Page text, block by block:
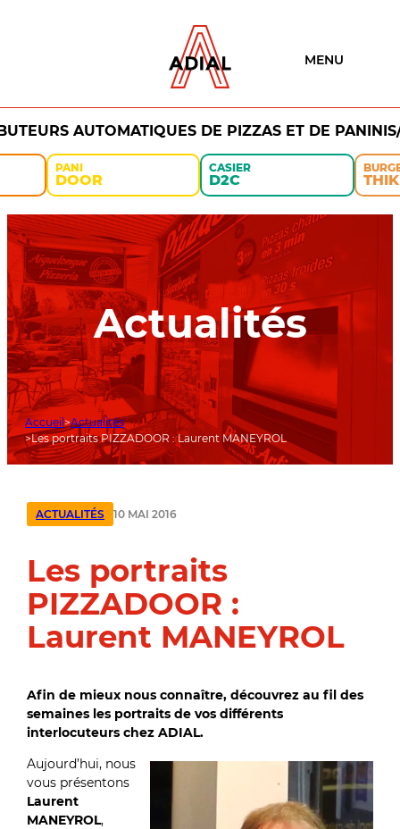
MENU
AUTOMATIQUES DE PIZZAS ET DE
PANI
DOOR
CASIER
D2C THIK
Actualités
Accueil
Actualités
Les portraits PIZZADOOR : Laurent MANEYROL
ACTUALITÉS 10 MAI 2016
Les portraits
PIZZADOOR :
Laurent MANEYROL
Afin de mieux nous connaître, découvrez au fil des
semaines les portraits de vos différents
interlocuteurs chez ADIAL.
Aujourd’hui, nous
vous présentons
Laurent
MANEYROL,